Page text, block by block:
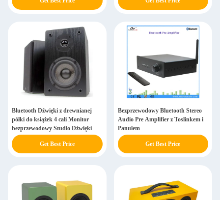
Bluetooth Dźwięki z drewnianej
półki do książek 4 cali Monitor
bezprzewodowy Studio Dźwięki
Get Best Price
Bezprzewodowy Bluetooth Stereo
Audio Pre Amplifier z Toslinkem i
Panulem
Get Best Price